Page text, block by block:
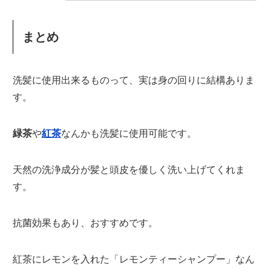
まとめ
洗髪に使用出来るものって、実は身の回りに結構ありま
す。
緑茶や紅茶なんかも洗髪に使用可能です。
天然の洗浄成分が髪と頭皮を優しく洗い上げてくれま
す。
抗菌効果もあり、おすすめです。
紅茶にレモンを入れた「レモンティーシャンプー」なん